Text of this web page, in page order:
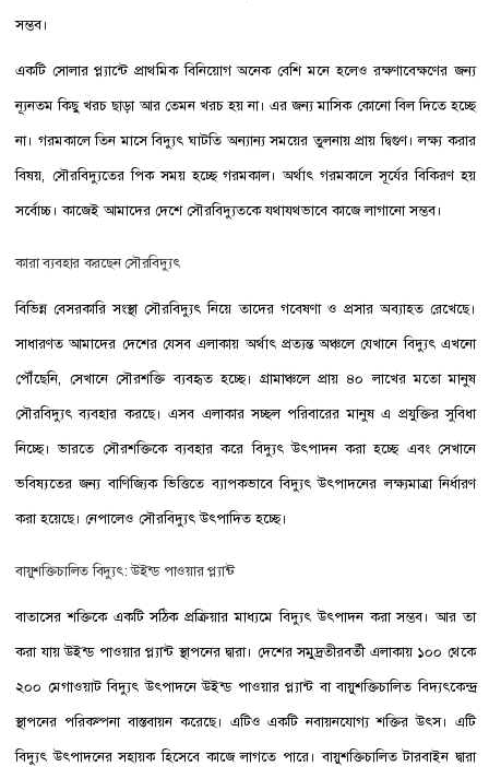
সম্ভব।
একটি সোলার প্ল্যান্টে প্রাথমিক বিনিয়োগ অনেক বেশি মনে হলেও রক্ষণাবেক্ষণের জন্য
ন্যূনতম কিছু খরচ ছাড়া আর তেমন খরচ হয় না। এর জন্য মাসিক কোনো বিল দিতে হচ্ছে
না। গরমকালে তিন মাসে বিদ্যুৎ ঘাটতি অন্যান্য সময়ের তুলনায় প্রায় দ্বিগুণ। লক্ষ্য করার
বিষয়, সৌরবিদ্যুতের পিক সময় হচ্ছে গরমকাল। অর্থাৎ গরমকালে সূর্যের বিকিরণ হয়
সর্বোচ্চ। কাজেই আমাদের দেশে সৌরবিদ্যুতকে যথাযথভাবে কাজে লাগানো সম্ভব।
কারা ব্যবহার করছেন সৌরবিদ্যুৎ
বিভিন্ন বেসরকারি সংস্থা সৌরবিদ্যুৎ নিয়ে তাদের গবেষণা ও প্রসার অব্যাহত রেখেছে।
সাধারণত আমাদের দেশের যেসব এলাকায় অর্থাৎ প্রত্যন্ত অঞ্চলে যেখানে বিদ্যুৎ এখনো
পৌঁছেনি, সেখানে সৌরশক্তি ব্যবহৃত হচ্ছে। গ্রামাঞ্চলে প্রায় ৪০ লাখের মতো মানুষ
সৌরবিদ্যুৎ ব্যবহার করছে। এসব এলাকার সচ্ছল পরিবারের মানুষ এ প্রযুক্তির সুবিধা
নিচ্ছে। ভারতে সৌরশক্তিকে ব্যবহার করে বিদ্যুৎ উৎপাদন করা হচ্ছে এবং সেখানে
ভবিষ্যতের জন্য বাণিজ্যিক ভিত্তিতে ব্যাপকভাবে বিদ্যুৎ উৎপাদনের লক্ষ্যমাত্রা নির্ধারণ
করা হয়েছে। নেপালেও সৌরবিদ্যুৎ উৎপাদিত হচ্ছে।
বায়ুশক্তিচালিত বিদ্যুৎ: উইন্ড পাওয়ার প্ল্যান্ট
বাতাসের শক্তিকে একটি সঠিক প্রক্রিয়ার মাধ্যমে বিদ্যুৎ উৎপাদন করা সম্ভব। আর তা
করা যায় উইন্ড পাওয়ার প্ল্যান্ট স্থাপনের দ্বারা। দেশের সমুদ্রতীরবর্তী এলাকায় ১০০ থেকে
২০০ মেগাওয়াট বিদ্যুৎ উৎপাদনে উইন্ড পাওয়ার প্ল্যান্ট বা বায়ুশক্তিচালিত বিদ্যৎকেন্দ্র
স্থাপনের পরিকল্পনা বাস্তবায়ন করেছে। এটিও একটি নবায়নযোগ্য শক্তির উৎস। এটি
বিদ্যুৎ উৎপাদনের সহায়ক হিসেবে কাজে লাগতে পারে। বায়ুশক্তিচালিত টারবাইন দ্বারা